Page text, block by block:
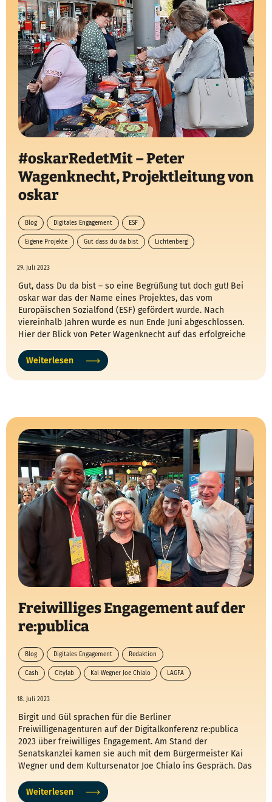
#oskarRedetMit – Peter
Wagenknecht, Projektleitung von
oskar
Blog Digitales Engagement ESF
Eigene Projekte Gut dass du da bist Lichtenberg
29. Juli 2023
Gut, dass Du da bist – so eine Begrüßung tut doch gut! Bei
oskar war das der Name eines Projektes, das vom
Europäischen Sozialfond (ESF) gefördert wurde. Nach
viereinhalb Jahren wurde es nun Ende Juni abgeschlossen.
Hier der Blick von Peter Wagenknecht auf das erfolgreiche
Weiterlesen
Freiwilliges Engagement auf der
re:publica
Blog Digitales Engagement Redaktion
Cash Citylab Kai Wegner Joe Chialo LAGFA
18. Juli 2023
Birgit und Gül sprachen für die Berliner
Freiwilligenagenturen auf der Digitalkonferenz re:publica
2023 über freiwilliges Engagement. Am Stand der
Senatskanzlei kamen sie auch mit dem Bürgermeister Kai
Wegner und dem Kultursenator Joe Chialo ins Gespräch. Das
Weiterlesen